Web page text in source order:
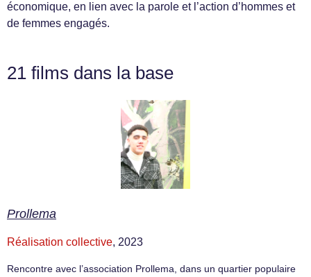
économique, en lien avec la parole et l’action d’hommes et
de femmes engagés.
21 films dans la base
Prollema
Réalisation collective, 2023
Rencontre avec l’association Prollema, dans un quartier populaire